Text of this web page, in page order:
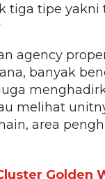
tiga tipe yakni
agency
banyak
melihat
area
Golden